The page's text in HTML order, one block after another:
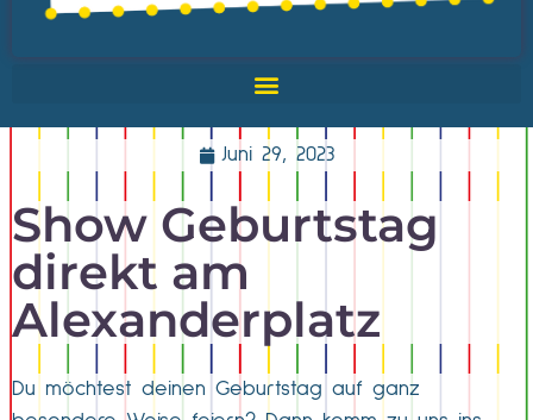
Juni 29, 2023
Show Geburtstag
direkt am
Alexanderplatz
Du möchtest deinen Geburtstag auf ganz